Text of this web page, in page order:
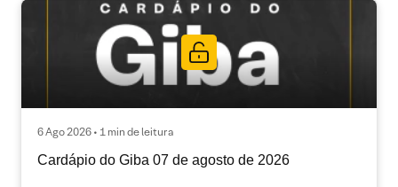
6 Ago 2026 • 1 min de leitura
Cardápio do Giba 07 de agosto de 2026